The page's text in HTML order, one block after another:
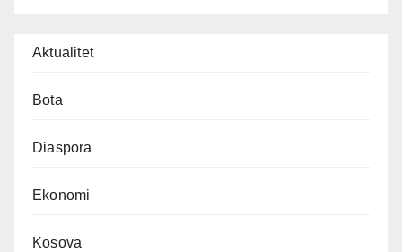
Aktualitet
Bota
Diaspora
Ekonomi
Kosova